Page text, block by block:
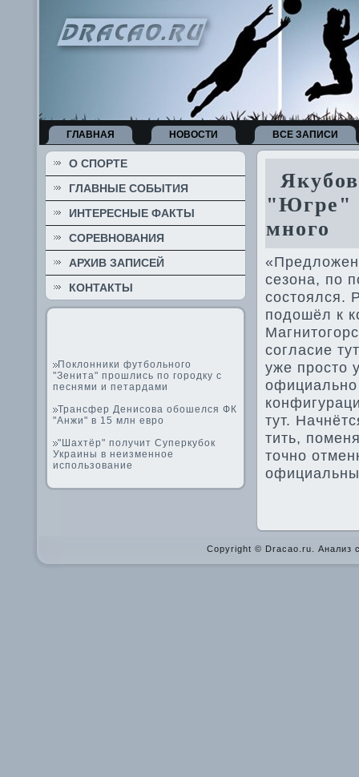
ГЛАВНАЯ НОВОСТИ ВСЕ ЗАПИСИ
О СПОРТЕ
ГЛАВНЫЕ СОБЫТИЯ
ИНТЕРЕСНЫЕ ФАКТЫ
СОРЕВНОВАНИЯ
АРХИВ ЗАПИСЕЙ
КОНТАКТЫ
Поклонники футбольного
"Зенита" прошлись по городку с
песнями и петардами
Трансфер Денисова обошелся ФК
"Анжи" в 15 млн евро
"Шахтёр" получит Суперкубок
Украины в неизменное
использование
"Югре"
много
сезона, по
состоялся.
подошёл к
согласие
уже просто
тут.
тить,
точно
Copyright © Dracao.ru. Анализ